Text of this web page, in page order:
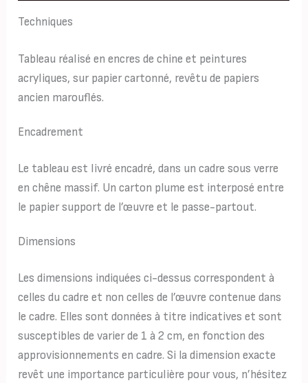
Techniques
Tableau réalisé en encres de chine et peintures
acryliques, sur papier cartonné, revêtu de papiers
ancien marouflés.
Encadrement
Le tableau est livré encadré, dans un cadre sous verre
en chêne massif. Un carton plume est interposé entre
le papier support de l’œuvre et le passe-partout.
Dimensions
Les dimensions indiquées ci-dessus correspondent à
celles du cadre et non celles de l’œuvre contenue dans
le cadre. Elles sont données à titre indicatives et sont
susceptibles de varier de 1 à 2 cm, en fonction des
approvisionnements en cadre. Si la dimension exacte
revêt une importance particulière pour vous, n’hésitez